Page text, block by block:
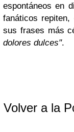
espontáneos en
fanáticos
sus frases más
dolores dulces".
Volver a la